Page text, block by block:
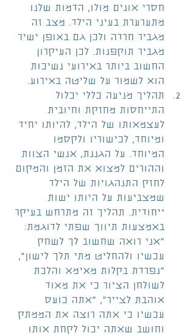
חסרי אונים מולו, הדמות שלנו
מתערערת בעיני הילד. מצב זה
מגביר חרדה ולכן גם באופן ישיר
מגביר תוקפנות. לכן העיקרון
החשוב ביותר באירועי נשיכות
הוא לשמור על שליטה באירוע.
תהליך מניעה כללי יכלול
התייחסות מחזקת וחיובית
לעצמאותו של הילד, להיותו יחיד
ומיוחד, לכישוריו ולקסמו
המיוחד. על הגננת, אנשי הצוות
וההורים למצוא את הזמן והמקום
לחזק התנהגויות של הילד
שמצביעות על היותו ישות
ייחודית. תהליך זה מתרחש בעיקר
באמצעות תיווך שפתי לדוגמת:
"אני רואה שחשוב לך לשחק
עכשיו ולהחליט מתי תלך לישון",
"נפרדת בקלות מאימא והלכת
לשולחן הציור כי את מאוד
אוהבת לצייר", "אתה כועס
עכשיו כי אתה רוצה את הממתק
וחושב שאתה יכול לקחת אותו